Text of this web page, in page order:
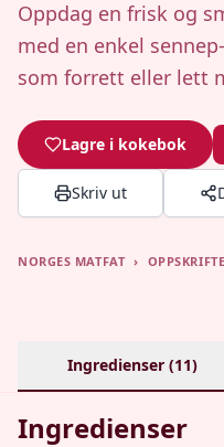
Oppdag en frisk og
med en enkel
som forrett eller lett
Lagre i kokebok
Skriv ut
NORGES MATFAT ›
Ingredienser (11)
Ingredienser